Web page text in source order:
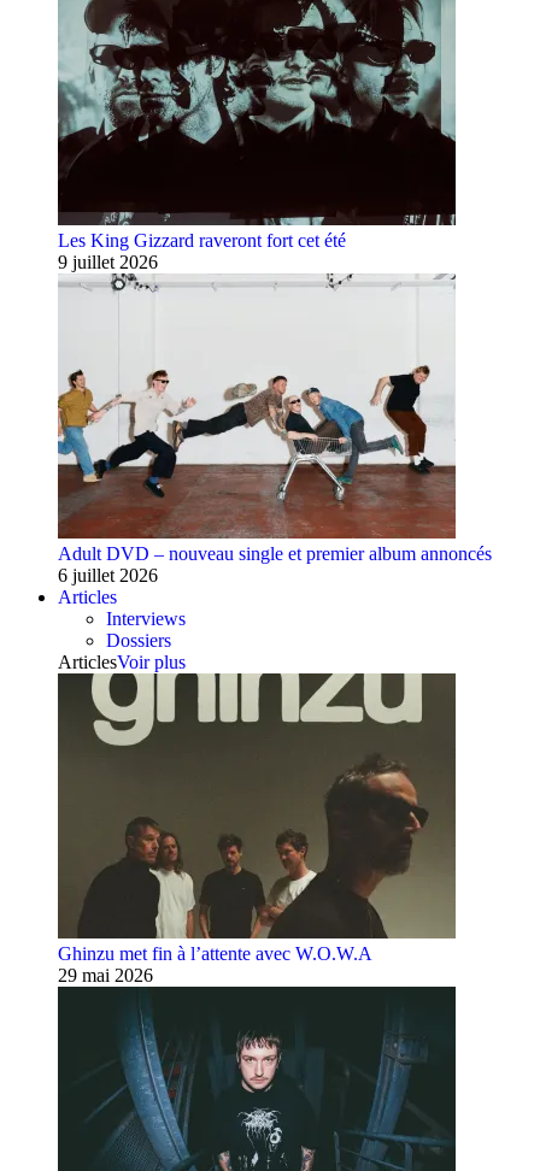
Les King Gizzard raveront fort cet été
9 juillet 2026
Adult DVD – nouveau single et premier album annoncés
6 juillet 2026
Articles
Interviews
Dossiers
ArticlesVoir plus
Ghinzu met fin à l’attente avec W.O.W.A
29 mai 2026